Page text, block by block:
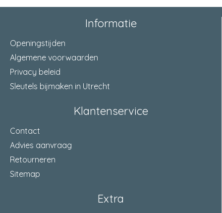
normering
Informatie
Openingstijden
Algemene voorwaarden
Privacy beleid
Sleutels bijmaken in Utrecht
Klantenservice
Contact
Advies aanvraag
Retourneren
Sitemap
Extra